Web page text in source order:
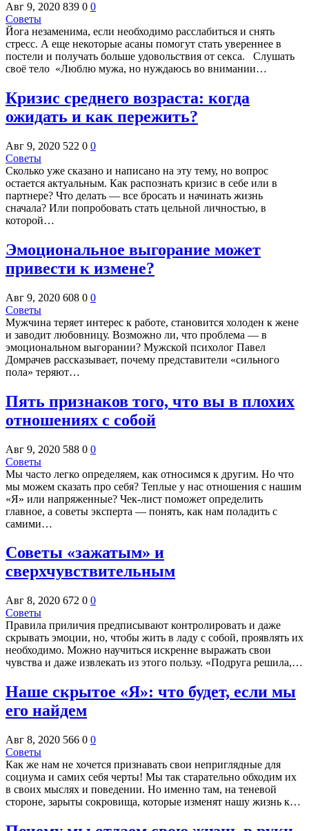
Авг 9, 2020 839 0 0
Советы
Йога незаменима, если необходимо расслабиться и снять
стресс. А еще некоторые асаны помогут стать увереннее в
постели и получать больше удовольствия от секса. Слушать
своё тело «Люблю мужа, но нуждаюсь во внимании…
Кризис среднего возраста: когда
ожидать и как пережить?
Авг 9, 2020 522 0 0
Советы
Сколько уже сказано и написано на эту тему, но вопрос
остается актуальным. Как распознать кризис в себе или в
партнере? Что делать — все бросать и начинать жизнь
сначала? Или попробовать стать цельной личностью, в
которой…
Эмоциональное выгорание может
привести к измене?
Авг 9, 2020 608 0 0
Советы
Мужчина теряет интерес к работе, становится холоден к жене
и заводит любовницу. Возможно ли, что проблема — в
эмоциональном выгорании? Мужской психолог Павел
Домрачев рассказывает, почему представители «сильного
пола» теряют…
Пять признаков того, что вы в плохих
отношениях с собой
Авг 9, 2020 588 0 0
Советы
Мы часто легко определяем, как относимся к другим. Но что
мы можем сказать про себя? Теплые у нас отношения с нашим
«Я» или напряженные? Чек-лист поможет определить
главное, а советы эксперта — понять, как нам поладить с
самими…
Советы «зажатым» и
сверхчувствительным
Авг 8, 2020 672 0 0
Советы
Правила приличия предписывают контролировать и даже
скрывать эмоции, но, чтобы жить в ладу с собой, проявлять их
необходимо. Можно научиться искренне выражать свои
чувства и даже извлекать из этого пользу. «Подруга решила,…
Наше скрытое «Я»: что будет, если мы
его найдем
Авг 8, 2020 566 0 0
Советы
Как же нам не хочется признавать свои неприглядные для
социума и самих себя черты! Мы так старательно обходим их
в своих мыслях и поведении. Но именно там, на теневой
стороне, зарыты сокровища, которые изменят нашу жизнь к…